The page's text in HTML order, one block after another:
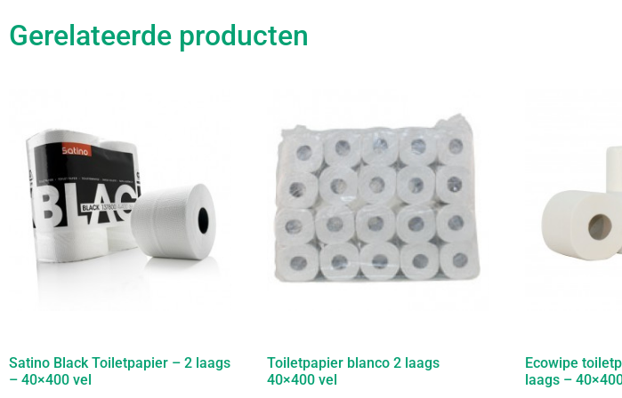
Gerelateerde producten
Satino Black Toiletpapier – 2 laags
– 40×400 vel
Toiletpapier blanco 2 laags
40×400 vel
Ecowipe
laags –